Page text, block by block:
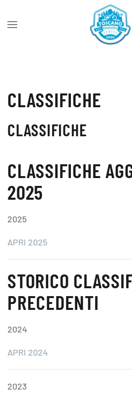
Skip to main content
CLASSIFICHE
CLASSIFICHE
CLASSIFICHE
2025
2025
APRI 2025
STORICO
PRECEDENTI
2024
APRI 2024
2023